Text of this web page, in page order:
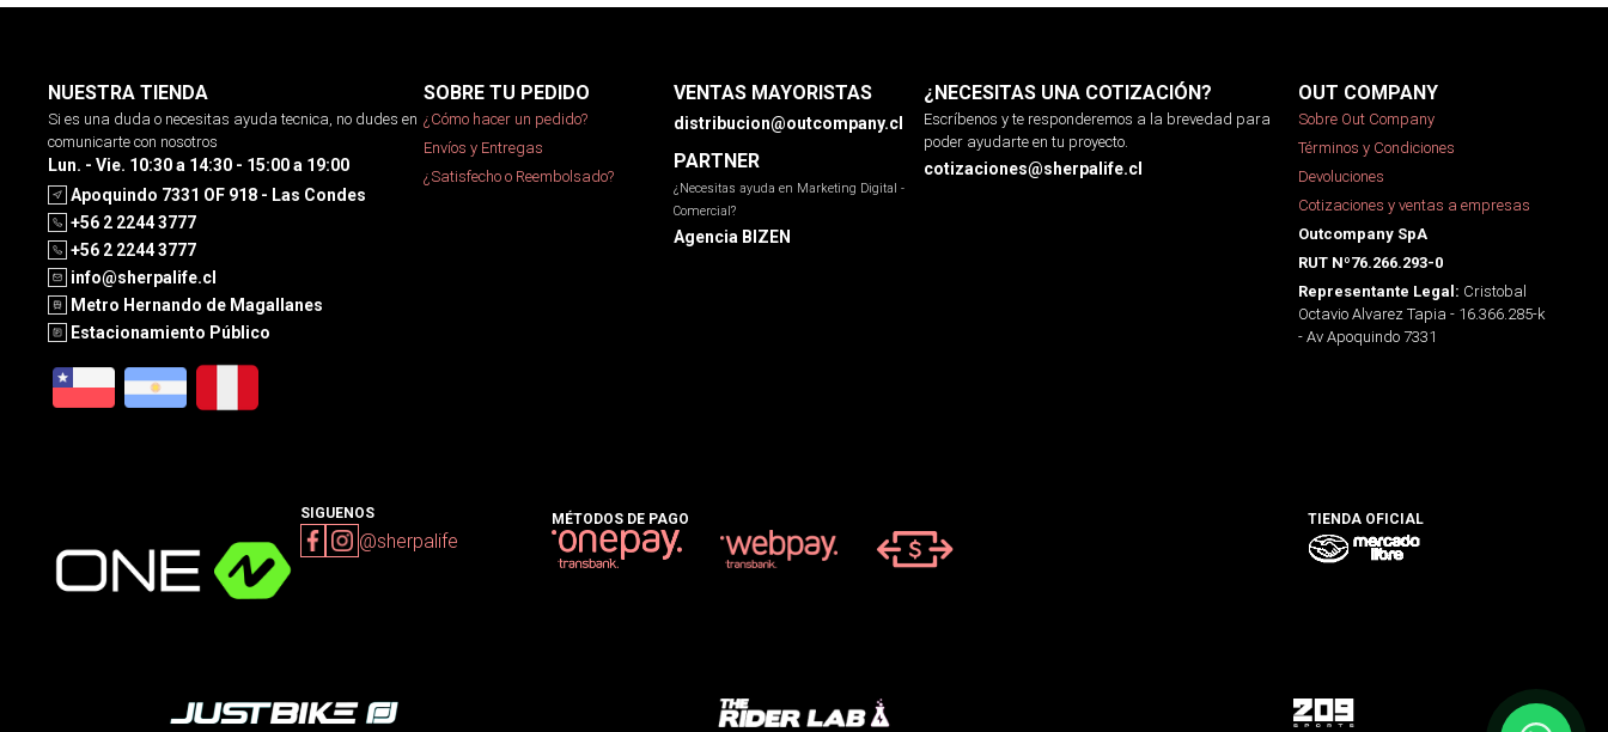
NUESTRA TIENDA
Si es una duda o necesitas ayuda tecnica, no dudes en
comunicarte con nosotros
Lun. - Vie. 10:30 a 14:30 - 15:00 a 19:00
Apoquindo 7331 OF 918 - Las Condes
+56 2 2244 3777
+56 2 2244 3777
info@sherpalife.cl
Metro Hernando de Magallanes
Estacionamiento Público
SOBRE TU PEDIDO
¿Cómo hacer un pedido?
Envíos y Entregas
¿Satisfecho o Reembolsado?
VENTAS MAYORISTAS
distribucion@outcompany.cl
PARTNER
¿Necesitas ayuda en Marketing Digital -
Comercial?
Agencia BIZEN
¿NECESITAS UNA COTIZACIÓN?
Escríbenos y te responderemos a la brevedad para
poder ayudarte en tu proyecto.
cotizaciones@sherpalife.cl
OUT COMPANY
Sobre Out Company
Términos y Condiciones
Devoluciones
Cotizaciones y ventas a empresas
Outcompany SpA
RUT Nº76.266.293-0
Representante Legal: Cristobal
Octavio Alvarez Tapia - 16.366.285-k
- Av Apoquindo 7331
SIGUENOS
@sherpalife
MÉTODOS DE PAGO TIENDA OFICIAL